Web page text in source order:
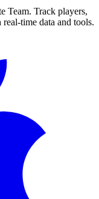
Team. Track players,
time data and tools.